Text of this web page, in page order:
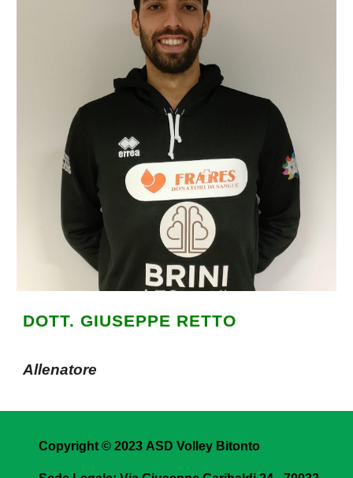
DOTT. GIUSEPPE RETTO
Allenatore
Copyright © 2023 ASD Volley Bitonto